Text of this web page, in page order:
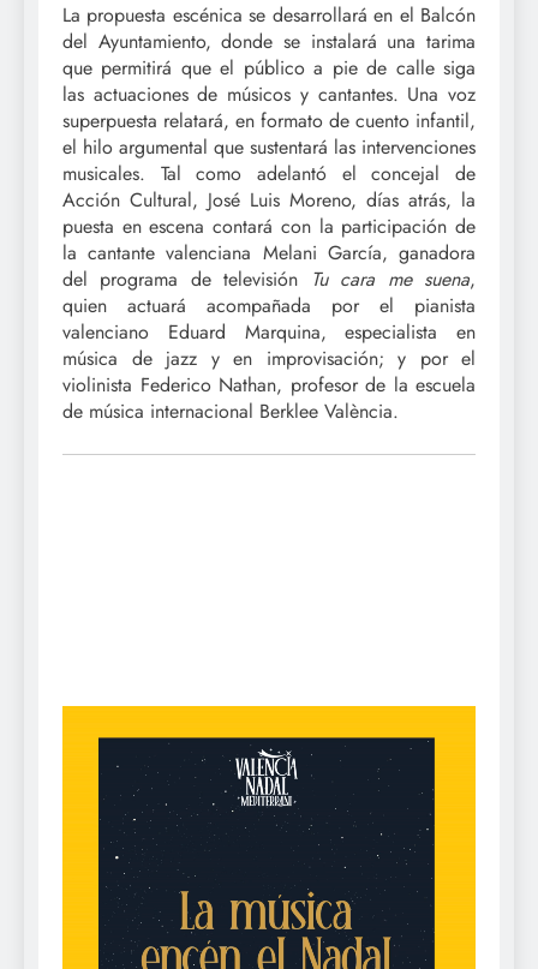
La propuesta escénica se desarrollará en el Balcón
del Ayuntamiento, donde se instalará una tarima
que permitirá que el público a pie de calle siga
las actuaciones de músicos y cantantes. Una voz
superpuesta relatará, en formato de cuento infantil,
el hilo argumental que sustentará las intervenciones
musicales. Tal como adelantó el concejal de
Acción Cultural, José Luis Moreno, días atrás, la
puesta en escena contará con la participación de
la cantante valenciana Melani García, ganadora
del programa de televisión Tu cara me suena,
quien actuará acompañada por el pianista
valenciano Eduard Marquina, especialista en
música de jazz y en improvisación; y por el
violinista Federico Nathan, profesor de la escuela
de música internacional Berklee València.